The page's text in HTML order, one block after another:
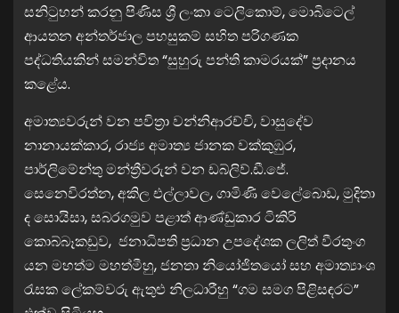
සනිටුහන් කරනු පිණිස ශ්‍රී ලංකා ටෙලිකොම්, මොබිටෙල්
ආයතන අන්තර්ජාල පහසුකම් සහිත පරිගණක
පද්ධතියකින් සමන්විත “සුහුරු පන්ති කාමරයක්” ප්‍රදානය
කළේය.
අමාත්‍යවරුන් වන පවිත්‍රා වන්නිආරච්චි, වාසුදේව
නානායක්කාර, රාජ්‍ය අමාත්‍ය ජානක වක්කුඹුර,
පාර්ලිමේන්තු මන්ත්‍රීවරුන් වන ඩබ්ලිව්.ඩී.ජේ.
සෙනෙවිරත්න, අකිල එල්ලාවල, ගාමිණි වෙලේබොඩ, මුදිතා
ද සොයිසා, සබරගමුව පළාත් ආණ්ඩුකාර ටිකිරි
කොබ්බෑකඩුව, ජනාධිපති ප්‍රධාන උපදේශක ලලිත් වීරතුංග
යන මහත්ම මහත්මීහු, ජනතා නියෝජිතයෝ සහ අමාත්‍යාංශ
රැසක ලේකම්වරු ඇතුළු නිලධාරීහු “ගම සමග පිළිසඳරට”